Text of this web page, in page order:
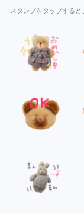
スタンプをタップすると